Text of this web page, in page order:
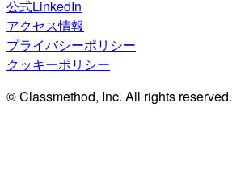
公式LinkedIn
アクセス情報
プライバシーポリシー
クッキーポリシー
© Classmethod, Inc. All rights reserved.